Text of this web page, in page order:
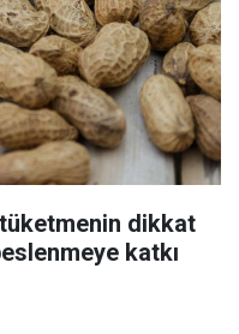
tüketmenin dikkat
katkı